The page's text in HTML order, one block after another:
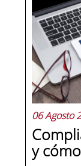
La
la
06 Agosto
y